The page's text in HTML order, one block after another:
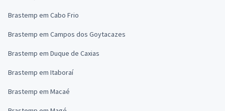
Brastemp em Cabo Frio
Brastemp em Campos dos Goytacazes
Brastemp em Duque de Caxias
Brastemp em Itaboraí
Brastemp em Macaé